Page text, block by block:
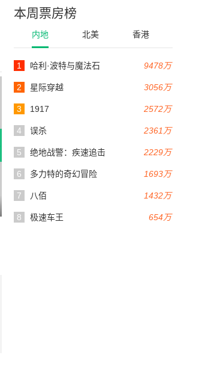
本周票房榜
内地 北美 香港
9478万
1 哈利·波特与魔法石
3056万
2 星际穿越
2572万
3 1917
2361万
4 误杀
2229万
5 绝地战警：疾速追击
1693万
6 多力特的奇幻冒险
1432万
7 八佰
654万
8 极速车王